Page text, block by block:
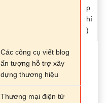
p
hí
)
Các công cụ viết blog
ấn tượng hỗ trợ xây
dựng thương hiệu
Thương mại điện tử